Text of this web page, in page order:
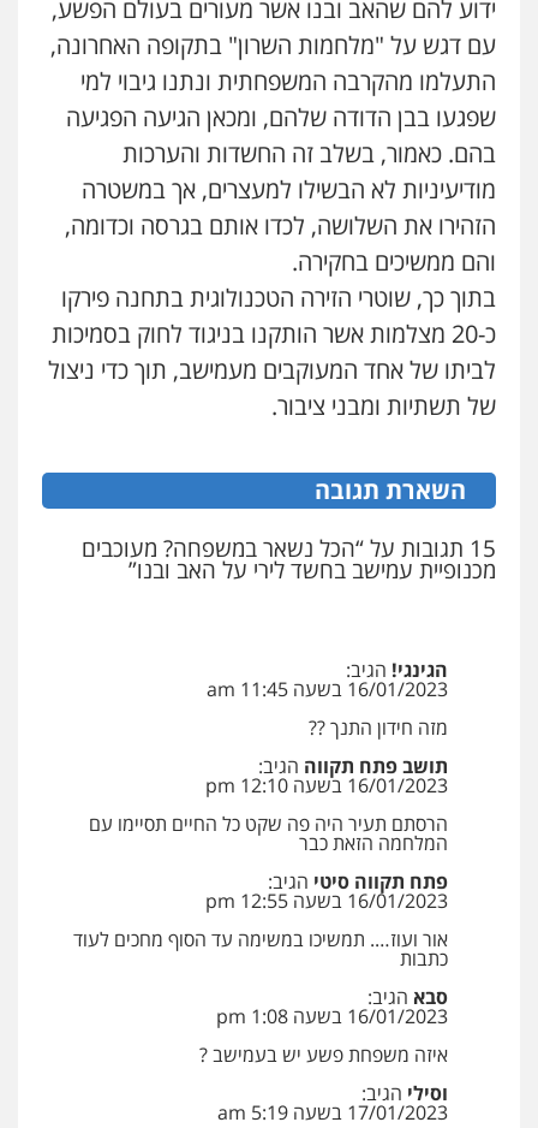
עו"ד נס בן נתן
פלילי כלכלי פשיעה חמורה נוער
0505555110
עו"ד משה פלמור
צווארון לבן עורכי דין לענייני
אסירים
0549732303
סלימאן אבו שעירה – משרד עורכי דין
0547780927
פלילי פשע חמור
וחקירות
0544723840
עו"ד ראוף נג'אר
פלילי עורכי דין לענייני אסירים
סמים רכוש
0548009246
עו"ד אלון ארז
פלילי צבאי סמים אלימות במשפחה
לבן
0507368203
שחר לדובסקי, עו"ד
פלילי מעצרים וחקירות
דין לענייני אסירים
ידוע להם שהאב ובנו אשר מעורים בעולם הפשע,
עם דגש על "מלחמות השרון" בתקופה האחרונה,
התעלמו מהקרבה המשפחתית ונתנו גיבוי למי
שפגעו בבן הדודה שלהם, ומכאן הגיעה הפגיעה
בהם. כאמור, בשלב זה החשדות והערכות
מודיעיניות לא הבשילו למעצרים, אך במשטרה
הזהירו את השלושה, לכדו אותם בגרסה וכדומה,
והם ממשיכים בחקירה.
בתוך כך, שוטרי הזירה הטכנולוגית בתחנה פירקו
כ-20 מצלמות אשר הותקנו בניגוד לחוק בסמיכות
לביתו של אחד המעוקבים מעמישב, תוך כדי ניצול
של תשתיות ומבני ציבור.
השארת תגובה
15 תגובות על “הכל נשאר במשפחה? מעוכבים
מכנופיית עמישב בחשד לירי על האב ובנו”
הגינגי! הגיב:
16/01/2023 בשעה 11:45 am
מזה חידון התנך ??
תושב פתח תקווה הגיב:
16/01/2023 בשעה 12:10 pm
הרסתם תעיר היה פה שקט כל החיים תסיימו עם
המלחמה הזאת כבר
פתח תקווה סיטי הגיב:
16/01/2023 בשעה 12:55 pm
אור ועוז…. תמשיכו במשימה עד הסוף מחכים לעוד
כתבות
סבא הגיב:
16/01/2023 בשעה 1:08 pm
איזה משפחת פשע יש בעמישב ?
וסילי הגיב:
17/01/2023 בשעה 5:19 am
עו"ד דותן דניאלי
פלילי פשיעה חמורה צווארון לבן
כלכלית
0542442982